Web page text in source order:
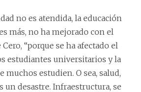
no es atendida, la educación
más, no ha mejorado con el
“porque se ha afectado el
estudiantes universitarios y la
muchos estudien. O sea, salud,
un desastre. Infraestructura, se